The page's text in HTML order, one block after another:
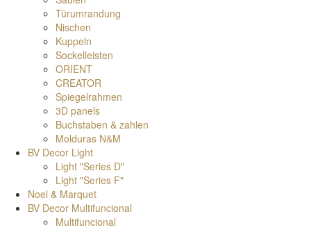
Türumrandung
Nischen
Kuppeln
Sockelleisten
ORIENT
CREATOR
Spiegelrahmen
3D panels
Buchstaben & zahlen
Molduras N&M
BV Decor Light
Light "Series D"
Light "Series F"
Noel & Marquet
BV Decor Multifuncional
Multifuncional